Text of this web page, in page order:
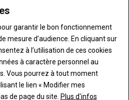
pas abonné(e)
UN COMPTE
formule et créez votre
à tout Terre de
un compte
garantir le bon fonctionnement
mesure d’audience. En cliquant sur
à l’utilisation de ces cookies
à caractère personnel au
Vous pourrez à tout moment
le lien « Modifier mes
de page du site. Plus d'infos